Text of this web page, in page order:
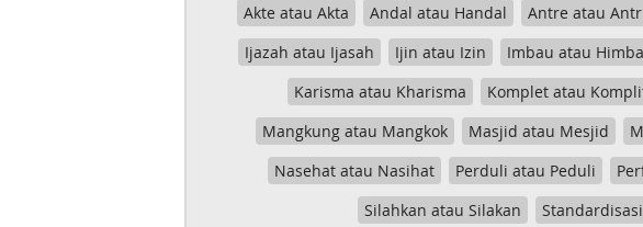
Akte atau Akta Andal atau Handal Antre atau
Ijazah atau Ijasah
Ijin atau Izin Imbau atau
Karisma atau Kharisma
Komplet atau
Mangkung atau Mangkok
Masjid atau Mesjid
Nasehat atau Nasihat
Perduli atau Peduli
Silahkan atau Silakan